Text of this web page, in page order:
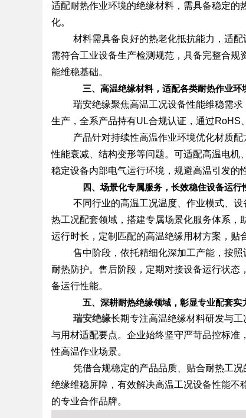
适配耐热作业环境的绝缘材料，需具备稳定
化。
材料需具备良好的热老化抵抗能力，适
需符合工业设备生产检测规范，具备完整合
能维稳基础。
三、高温绝缘材料，适配各类耐热作业环
瑞安绝缘聚焦高温工况设备性能维稳需
生产，全系产品持有UL合规认证，通过RoHS
产品针对持续性高温作业环境优化材质
性能衰减、结构变形等问题。可适配高温电机
稳定设备内部电气运行环境，规避高温引发的
四、场景化专属服务，长效稳住设备运行
不同行业的高温工况温度、作业模式、
热工况配套领域，搭建专属场景化服务体系，
运行时长，定制匹配的高温绝缘用材方案，贴
售中阶段，依托精细化深加工产能，按
耐热防护。售后阶段，定期对接设备运行状
备运行性能。
五、深耕耐热绝缘领域，彰显专业配套实
瑞安绝缘长期专注高温绝缘材料研发与
与用材适配要点。企业始终坚守严苛品控标
性高温作业场景。
凭借合规稳定的产品品质、贴合耐热工
绝缘维稳屏障，有效解决高温工况设备性能
的专业合作品牌。